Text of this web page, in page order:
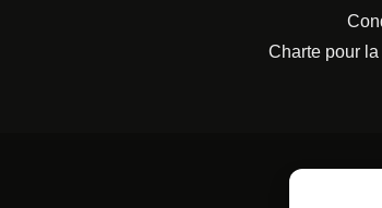
Charte pour